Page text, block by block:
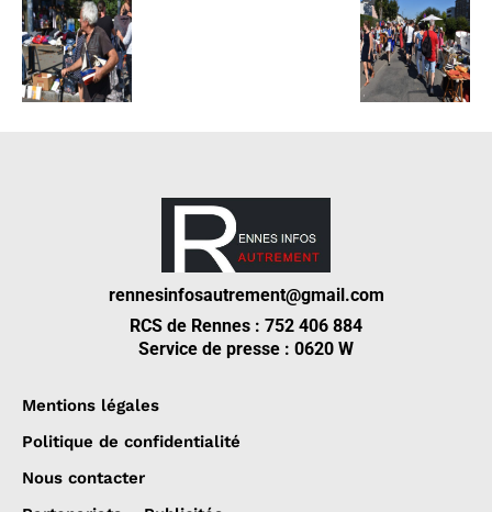
rennesinfosautrement@gmail.com
RCS de Rennes : 752 406 884
Service de presse : 0620 W
Mentions légales
Politique de confidentialité
Nous contacter